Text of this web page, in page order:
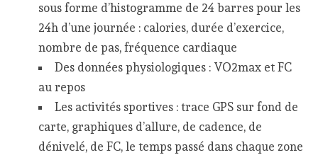
sous forme d’histogramme de 24 barres pour les
24h d’une journée : calories, durée d’exercice,
nombre de pas, fréquence cardiaque
Des données physiologiques : VO2max et FC
au repos
Les activités sportives : trace GPS sur fond de
carte, graphiques d’allure, de cadence, de
dénivelé, de FC, le temps passé dans chaque zone